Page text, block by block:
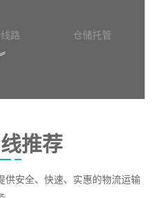
路
仓储托管
推荐
供安全、快速、实惠的物流运输